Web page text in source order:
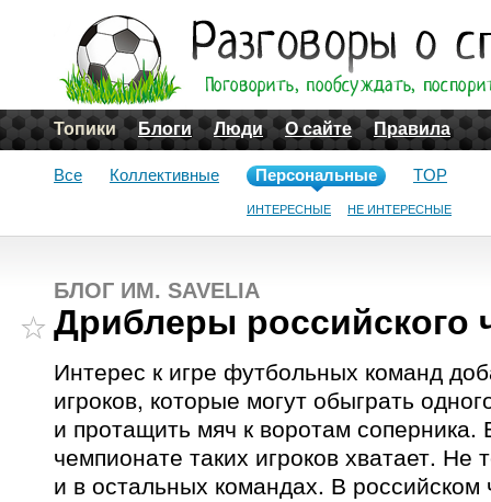
Топики Блоги Люди О сайте Правила
Все Коллективные Персональные
ИНТЕРЕСНЫЕ НЕ ИНТЕРЕСНЫЕ
TOP
БЛОГ ИМ. SAVELIA
Дриблеры российского
Интерес к игре футбольных команд
игроков, которые могут обыграть
и протащить мяч к воротам соперника.
чемпионате таких игроков хватает. Не
и в остальных командах. В российском